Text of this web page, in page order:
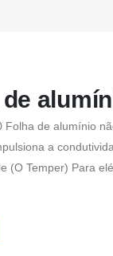
Folha de alumínio
a
(O Temper) Para